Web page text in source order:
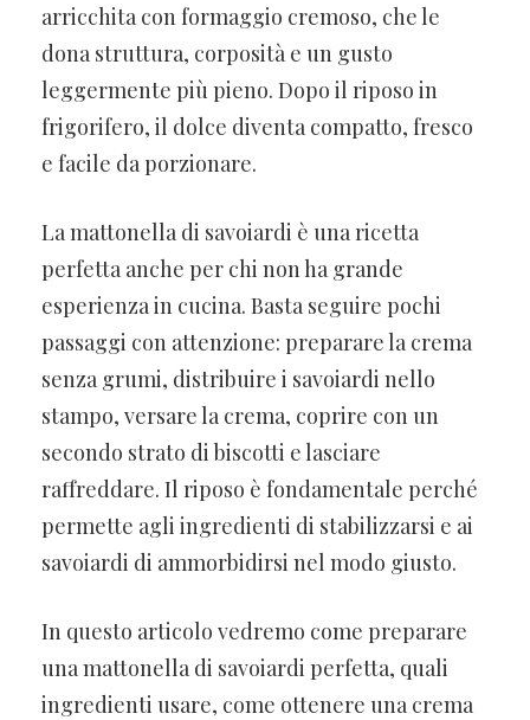
arricchita con formaggio cremoso, che le
dona struttura, corposità e un gusto
leggermente più pieno. Dopo il riposo in
frigorifero, il dolce diventa compatto, fresco
e facile da porzionare.
La mattonella di savoiardi è una ricetta
perfetta anche per chi non ha grande
esperienza in cucina. Basta seguire pochi
passaggi con attenzione: preparare la crema
senza grumi, distribuire i savoiardi nello
stampo, versare la crema, coprire con un
secondo strato di biscotti e lasciare
raffreddare. Il riposo è fondamentale perché
permette agli ingredienti di stabilizzarsi e ai
savoiardi di ammorbidirsi nel modo giusto.
In questo articolo vedremo come preparare
una mattonella di savoiardi perfetta, quali
ingredienti usare, come ottenere una crema